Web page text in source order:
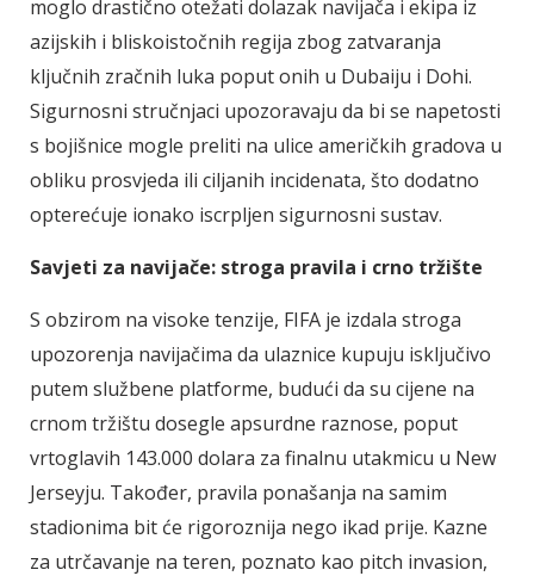
moglo drastično otežati dolazak navijača i ekipa iz
azijskih i bliskoistočnih regija zbog zatvaranja
ključnih zračnih luka poput onih u Dubaiju i Dohi.
Sigurnosni stručnjaci upozoravaju da bi se napetosti
s bojišnice mogle preliti na ulice američkih gradova u
obliku prosvjeda ili ciljanih incidenata, što dodatno
opterećuje ionako iscrpljen sigurnosni sustav.
Savjeti za navijače: stroga pravila i crno tržište
S obzirom na visoke tenzije, FIFA je izdala stroga
upozorenja navijačima da ulaznice kupuju isključivo
putem službene platforme, budući da su cijene na
crnom tržištu dosegle apsurdne raznose, poput
vrtoglavih 143.000 dolara za finalnu utakmicu u New
Jerseyju. Također, pravila ponašanja na samim
stadionima bit će rigoroznija nego ikad prije. Kazne
za utrčavanje na teren, poznato kao pitch invasion,